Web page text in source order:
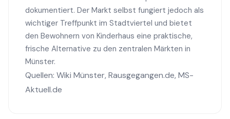
dokumentiert. Der Markt selbst fungiert jedoch als
wichtiger Treffpunkt im Stadtviertel und bietet
den Bewohnern von Kinderhaus eine praktische,
frische Alternative zu den zentralen Märkten in
Münster.
Quellen: Wiki Münster, Rausgegangen.de, MS-
Aktuell.de